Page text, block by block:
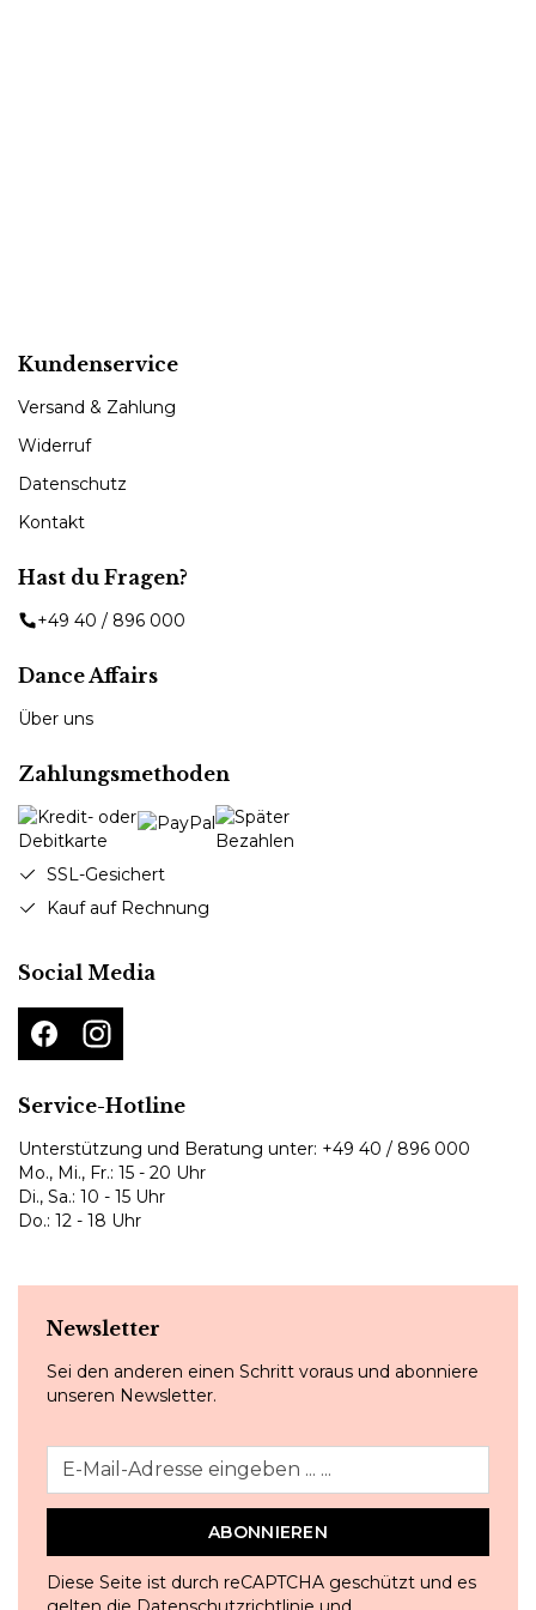
Kundenservice
Versand & Zahlung
Widerruf
Datenschutz
Kontakt
Hast du Fragen?
+49 40 / 896 000
Dance Affairs
Über uns
Zahlungsmethoden
SSL-Gesichert
Kauf auf Rechnung
Social Media
Service-Hotline
Unterstützung und Beratung unter: +49 40 / 896 000
Mo., Mi., Fr.: 15 - 20 Uhr
Di., Sa.: 10 - 15 Uhr
Do.: 12 - 18 Uhr
Newsletter
Sei den anderen einen Schritt voraus und abonniere
unseren Newsletter.
ABONNIEREN
Diese Seite ist durch reCAPTCHA geschützt und es